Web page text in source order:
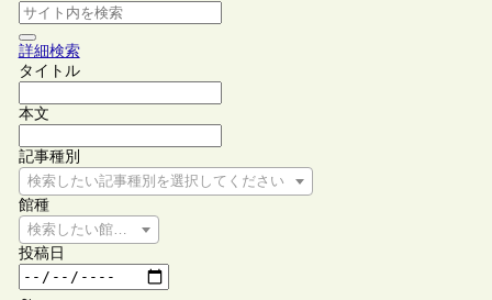
詳細検索
タイトル
本文
記事種別
検索したい記事種別を選択してください
館種
検索したい館種を選択してください
投稿日